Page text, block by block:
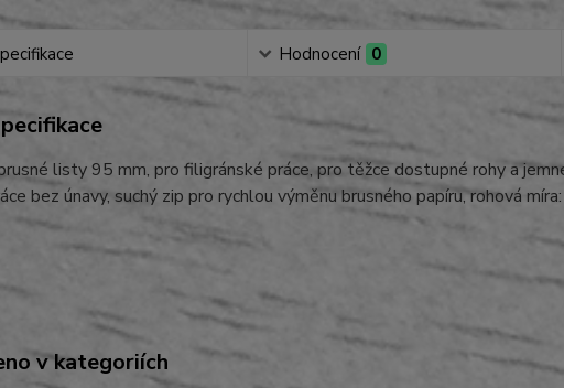
Hodnocení 0
listy 95 mm, pro filigránské práce, pro těžce dostupné rohy a
bez únavy, suchý zip pro rychlou výměnu brusného papíru, rohová
v kategoriích